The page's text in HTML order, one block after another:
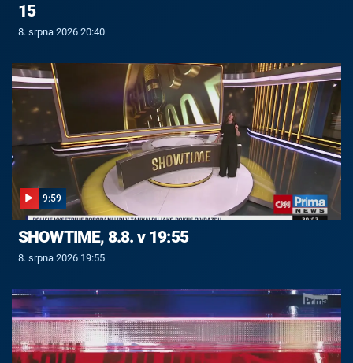
15
8. srpna 2026 20:40
9:59
SHOWTIME, 8.8. v 19:55
8. srpna 2026 19:55